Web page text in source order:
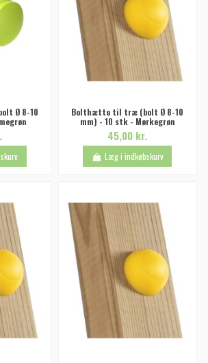
Ø 8-10
Bolthætte til træ (bolt Ø 8-10
mm) - 10 stk - Mørkegrøn
45,00 kr.
Læg i indkøbskurv